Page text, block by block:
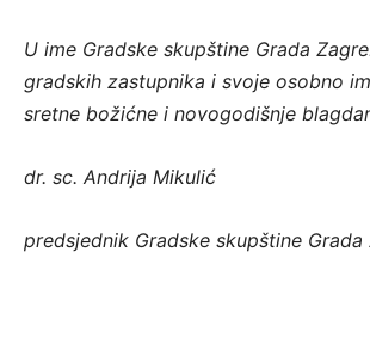
U ime Gradske skupštine Grada
gradskih zastupnika i svoje osobno
sretne božićne i novogodišnje
dr. sc. Andrija Mikulić
predsjednik Gradske skupštine Grada